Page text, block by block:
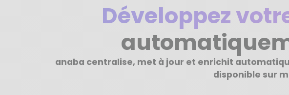
Développez
anaba centralise, met à jour et enrichit
disponible sur